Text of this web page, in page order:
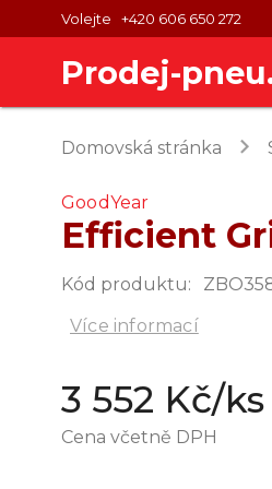
Volejte +420 606 650 272
Prodej-
Domovská stránka keyboard_arrow_right
GoodYear
Efficient
Kód produktu:
Více informací
3 552 Kč/ks
Cena včetně DPH